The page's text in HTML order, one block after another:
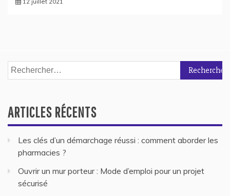
Rechercher :
ARTICLES RÉCENTS
Les clés d’un démarchage réussi : comment aborder les
pharmacies ?
Ouvrir un mur porteur : Mode d’emploi pour un projet
sécurisé